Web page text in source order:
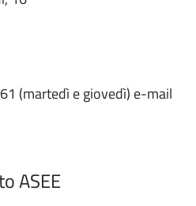
(martedì e giovedì) e-mail
ASEE